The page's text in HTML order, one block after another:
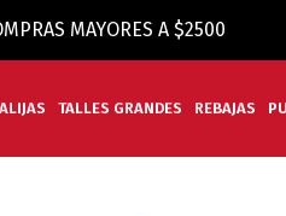
MAYORES A $2500
TALLES GRANDES REBAJAS